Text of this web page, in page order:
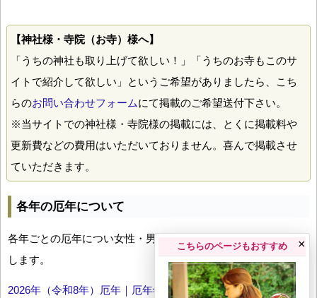
【神社様・寺院（お寺）様へ】
「うちの神社も取り上げて欲しい！」「うちのお寺もこのサ
イトで紹介して欲しい」というご希望がありましたら、こち
らのお問い合わせフォームにて掲載のご希望送付下さい。
※当サイトでの神社様・寺院様の掲載には、とくに掲載料や
更新費などの費用はいただいておりません。喜んで掲載させ
ていただきます。
各年の厄年について
各年ごとの厄年につい女性・男性の年齢早見表とともにお伝え
します。
2026年（令和8年）厄年｜厄年年齢早見表
こちらのページもおすすめ ×